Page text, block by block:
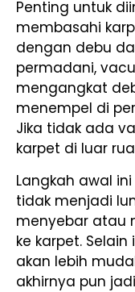
Penting untuk
membasahi
dengan debu
permadani,
mengangkat
menempel di
Jika tidak ada
karpet di luar
Langkah awal
tidak menjadi
menyebar atau
ke karpet.
akan lebih
akhirnya pun